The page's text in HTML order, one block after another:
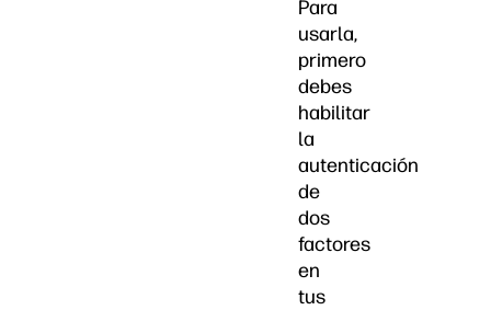
Para
usarla,
primero
debes
habilitar
la
autenticación
de
dos
factores
en
tus